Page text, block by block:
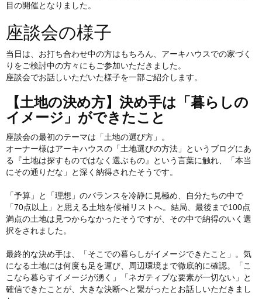
目の開催となりました。
座談会の様子
当日は、お打ち合わせ中の方はもちろん、アーキハウスでの家づく
りをご検討中の方々にもご参加いただきました。
座談会でお話しいただいた様子を一部ご紹介します。
【土地の決め方】決め手は「暮らしの
イメージ」ができたこと
座談会の最初のテーマは「土地の選び方」。
オーナー様はアーキハウスの「土地選びの方法 」というブログにあ
る『土地は探すものではなく選ぶもの』という言葉に触れ、「本当
にその通りだな」と深く納得されたそうです。
「予算」と「理想」のバランスを冷静に見極め、自分たちの中で
「70点以上」と思える土地を候補リストへ。結局、最後まで100点
満点の土地は見つからなかったそうですが、その中で納得のいく選
択をされました。
最終的な決め手は、「そこでの暮らしがイメージできたこと」。気
になる土地には何度も足を運び、周辺環境まで徹底的に確認。「こ
こなら暮らすイメージが湧く」「ネガティブな要素が一切ない」と
確信できたことが、大きな決断へと繋がったとお話しいただきまし